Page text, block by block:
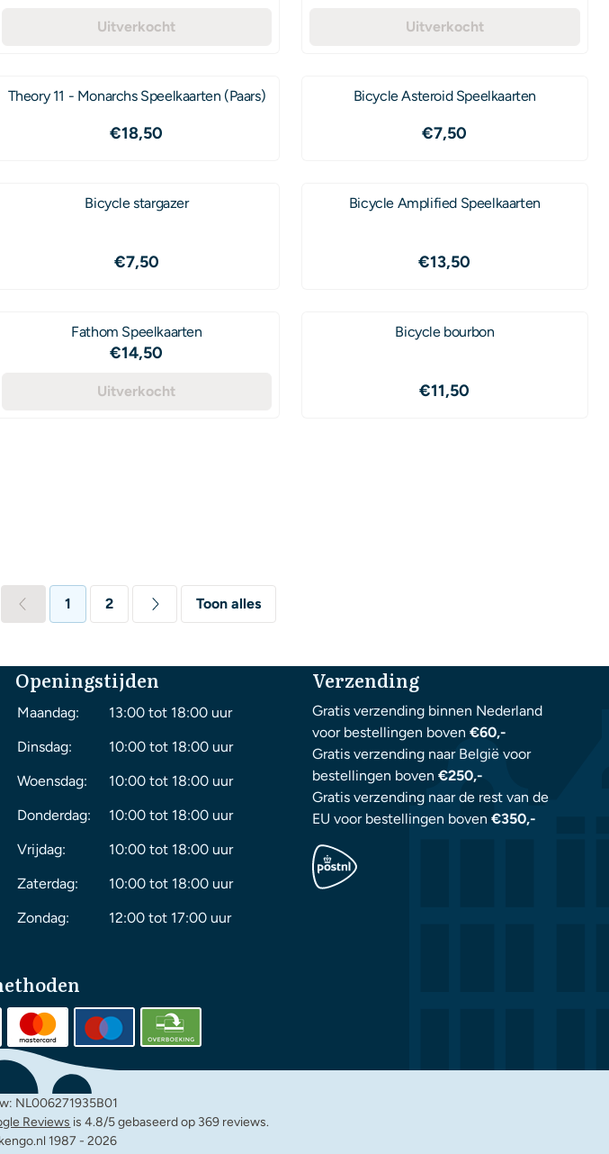
Uitverkocht Uitverkocht
Theory 11 - Monarchs Speelkaarten (Paars)
Prijs: 18,50
€18,50
Bicycle Asteroid Speelkaarten
Prijs: 7,50
€7,50
Bicycle stargazer
Prijs: 7,50
€7,50
Bicycle Amplified Speelkaarten
Prijs: 13,50
€13,50
Fathom Speelkaarten
Prijs: 14,50
€14,50
Uitverkocht
Bicycle bourbon
Prijs: 11,50
€11,50
1 2 Toon alles
Openingstijden
Maandag:
13:00 tot 18:00 uur
Dinsdag:
10:00 tot 18:00 uur
Woensdag:
10:00 tot 18:00 uur
Donderdag:
10:00 tot 18:00 uur
Vrijdag:
10:00 tot 18:00 uur
Zaterdag:
10:00 tot 18:00 uur
Zondag:
12:00 tot 17:00 uur
Verzending
Gratis verzending binnen Nederland
voor bestellingen boven€60,-
Gratis verzending naar België voor
bestellingen boven€250,-
Gratis verzending naar de rest van de
EU voor bestellingen boven€350,-
NL006271935B01
Reviews is 4.8/5 gebaseerd op 369 reviews.
1987 - 2026